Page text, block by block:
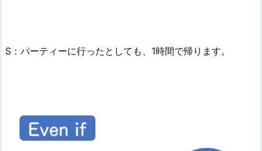
S：パーティーに行ったとしても、1時間で帰ります。